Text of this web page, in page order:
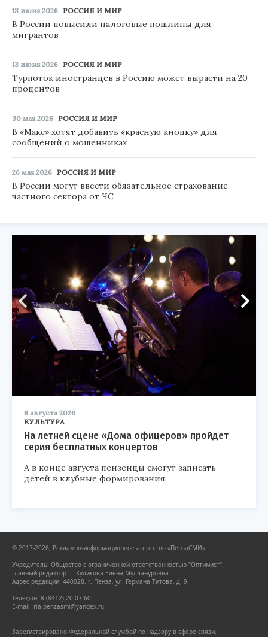
13 июня 2026 РОССИЯ И МИР
В России повысили налоговые пошлины для
мигрантов
13 июня 2026 РОССИЯ И МИР
Турпоток иностранцев в Россию может вырасти на 20
процентов
30 мая 2026 РОССИЯ И МИР
В «Макс» хотят добавить «красную кнопку» для
сообщений о мошенниках
26 мая 2026 РОССИЯ И МИР
В России могут ввести обязательное страхование
частного сектора от ЧС
6 августа 2026
КУЛЬТУРА
На летней сцене «Дома офицеров» пройдет
серия бесплатных концертов
А в конце августа пензенцы смогут записать
детей в клубные формирования.
© 2017-2026, Рекламно-информационное агентство «ПензаСМИ».
Учредитель: Общество с ограниченной ответственностью "Оптимист".
Главный редактор — Куликова Елена Муллануровна.
Адрес редакции: 440028, г. Пенза, ул. Германа Титова, д. 9.
Телефон: 8 (8412) 20-07-60
E-mail: ria.penzasmi@yandex.ru
Зарегистрировано Федеральной службой по надзору в сфере связи,